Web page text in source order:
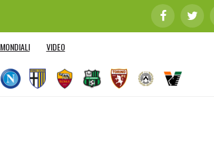
MONDIALI VIDEO